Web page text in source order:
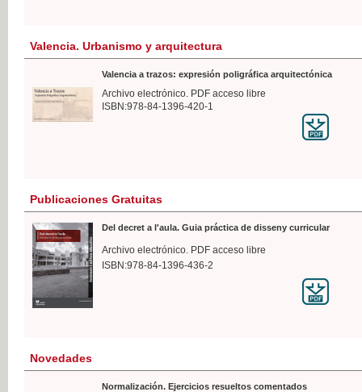
Valencia. Urbanismo y arquitectura
Valencia a trazos: expresión poligráfica arquitectónica
Archivo electrónico. PDF acceso libre
ISBN:978-84-1396-420-1
Publicaciones Gratuitas
Del decret a l'aula. Guia práctica de disseny curricular
Archivo electrónico. PDF acceso libre
ISBN:978-84-1396-436-2
Novedades
Normalización. Ejercicios resueltos comentados